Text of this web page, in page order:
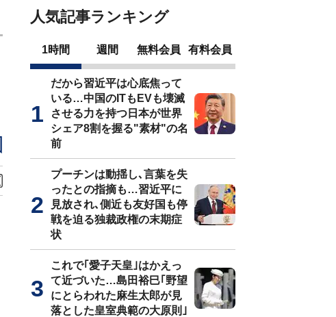
人気記事ランキング
1時間 週間 無料会員 有料会員
だから習近平は心底焦って
いる…中国のITもEVも壊滅
させる力を持つ日本が世界
シェア8割を握る"素材"の名
前
プーチンは動揺し､言葉を失
ったとの指摘も…習近平に
見放され､側近も友好国も停
戦を迫る独裁政権の末期症
状
これで｢愛子天皇｣はかえっ
て近づいた…島田裕巳｢野望
にとらわれた麻生太郎が見
落とした皇室典範の大原則｣